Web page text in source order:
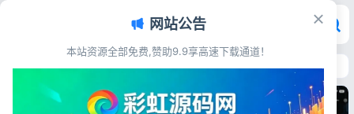
首页>标签：小程序源码
标签：小程序源码
网站公告
本站资源全部免费,赞助9.9享高速下载通道！